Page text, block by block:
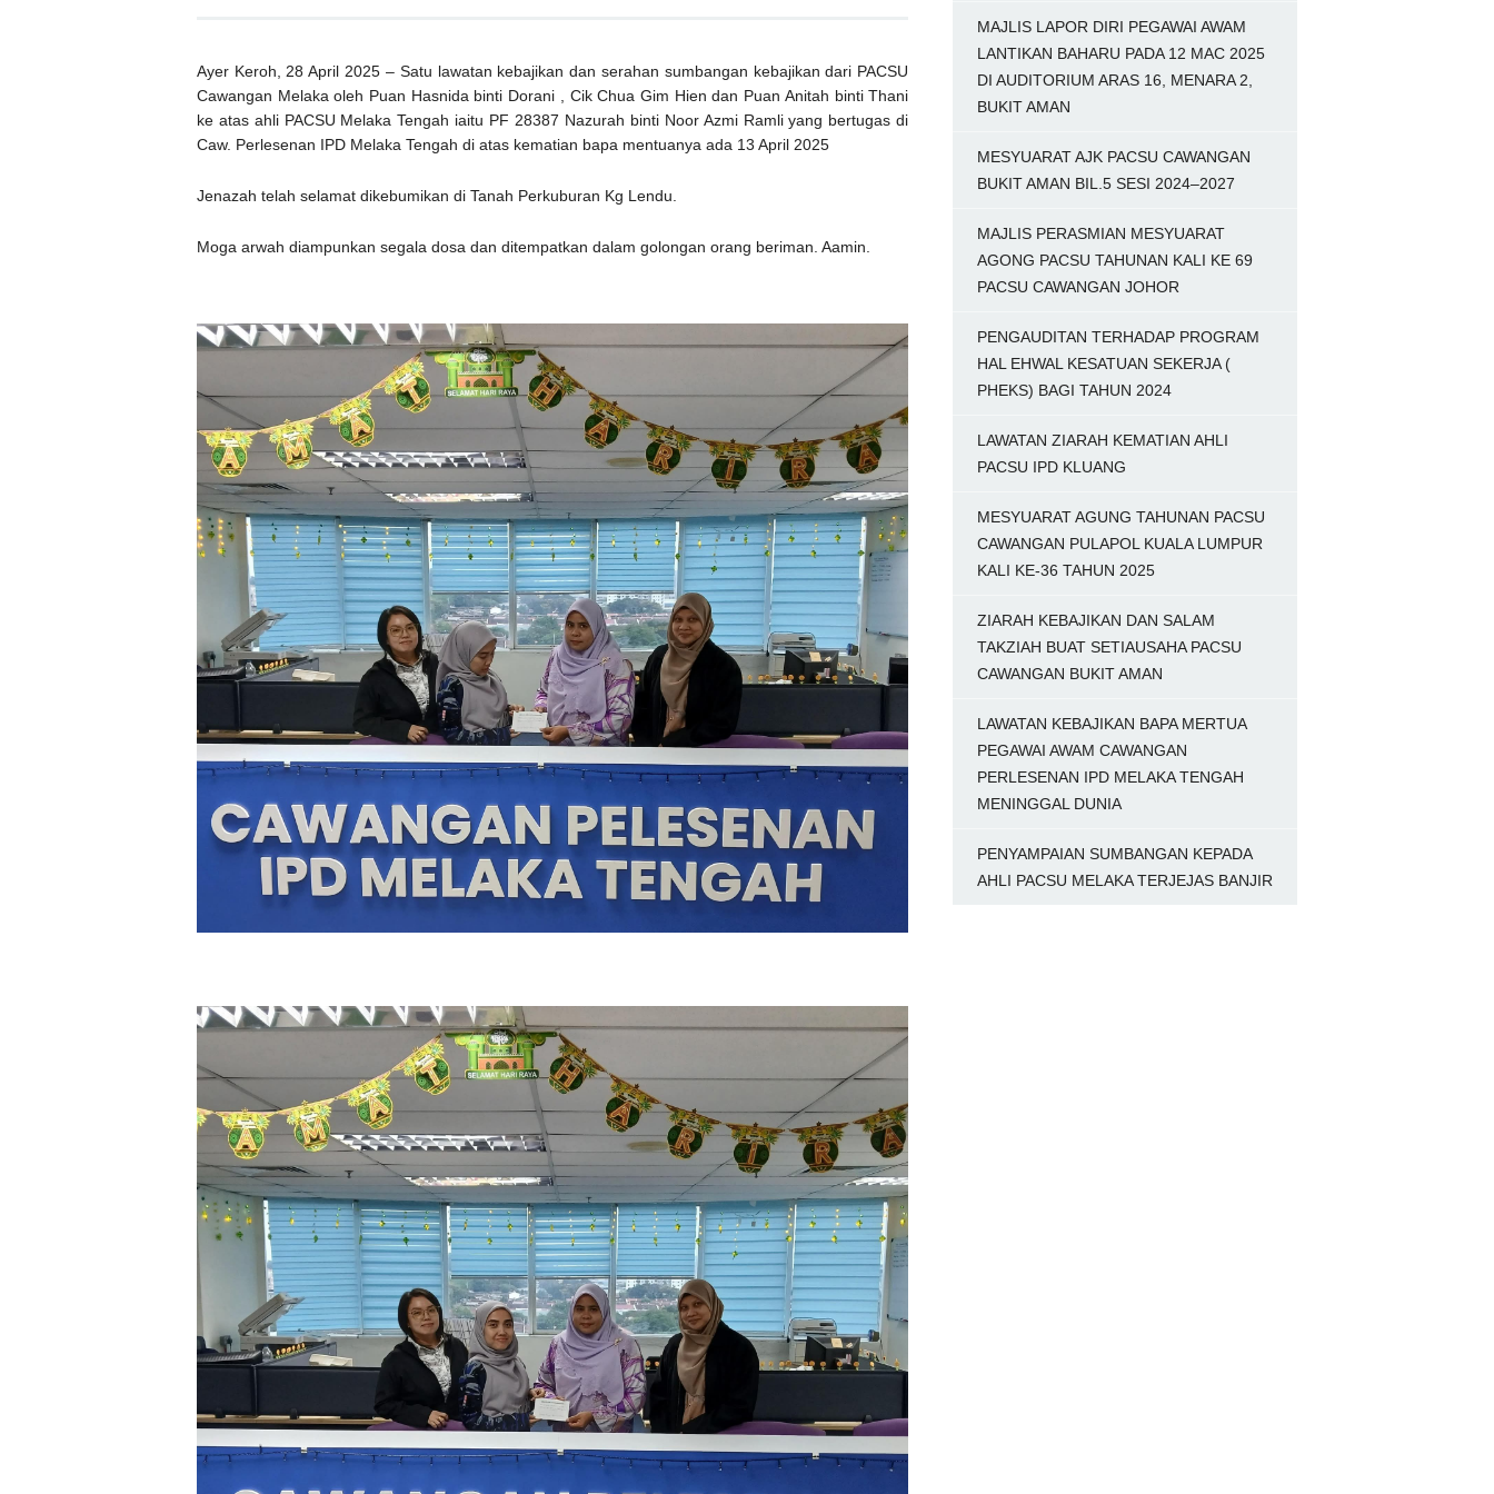
Ayer Keroh, 28 April 2025 – Satu lawatan kebajikan dan serahan sumbangan kebajikan dari PACSU
Cawangan Melaka oleh Puan Hasnida binti Dorani , Cik Chua Gim Hien dan Puan Anitah binti Thani
ke atas ahli PACSU Melaka Tengah iaitu PF 28387 Nazurah binti Noor Azmi Ramli yang bertugas di
Caw. Perlesenan IPD Melaka Tengah di atas kematian bapa mentuanya ada 13 April 2025
Jenazah telah selamat dikebumikan di Tanah Perkuburan Kg Lendu.
Moga arwah diampunkan segala dosa dan ditempatkan dalam golongan orang beriman. Aamin.
MAJLIS LAPOR DIRI PEGAWAI AWAM
LANTIKAN BAHARU PADA 12 MAC 2025
DI AUDITORIUM ARAS 16, MENARA 2,
BUKIT AMAN
MESYUARAT AJK PACSU CAWANGAN
BUKIT AMAN BIL.5 SESI 2024–2027
MAJLIS PERASMIAN MESYUARAT
AGONG PACSU TAHUNAN KALI KE 69
PACSU CAWANGAN JOHOR
PENGAUDITAN TERHADAP PROGRAM
HAL EHWAL KESATUAN SEKERJA (
PHEKS) BAGI TAHUN 2024
LAWATAN ZIARAH KEMATIAN AHLI
PACSU IPD KLUANG
MESYUARAT AGUNG TAHUNAN PACSU
CAWANGAN PULAPOL KUALA LUMPUR
KALI KE-36 TAHUN 2025
ZIARAH KEBAJIKAN DAN SALAM
TAKZIAH BUAT SETIAUSAHA PACSU
CAWANGAN BUKIT AMAN
LAWATAN KEBAJIKAN BAPA MERTUA
PEGAWAI AWAM CAWANGAN
PERLESENAN IPD MELAKA TENGAH
MENINGGAL DUNIA
PENYAMPAIAN SUMBANGAN KEPADA
AHLI PACSU MELAKA TERJEJAS BANJIR